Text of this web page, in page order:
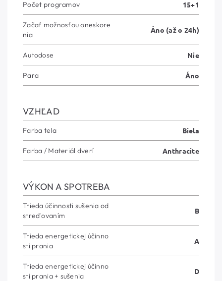
Počet programov 15+1
Začať možnosťou oneskore
nia
Áno (až o 24h)
Autodose Nie
Para Áno
VZHĽAD
Farba tela Biela
Farba / Materiál dverí Anthracite
VÝKON A SPOTREBA
Trieda účinnosti sušenia od
streďovaním
B
Trieda energetickej účinno
sti prania
A
Trieda energetickej účinno
sti prania + sušenia
D